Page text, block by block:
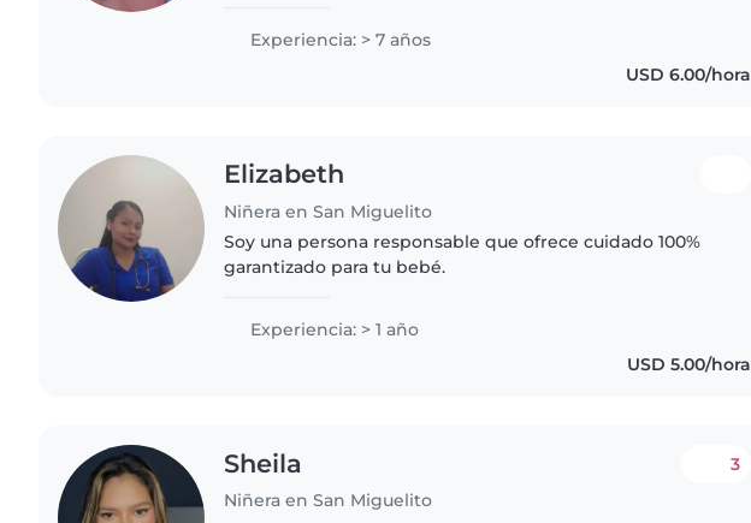
responsable, paciente y amigable..
Experiencia: > 7 años
USD 6.00/hora
Elizabeth
Niñera en San Miguelito
Soy una persona responsable que ofrece cuidado 100%
garantizado para tu bebé.
Experiencia: > 1 año
USD 5.00/hora
Sheila
Niñera en San Miguelito
3